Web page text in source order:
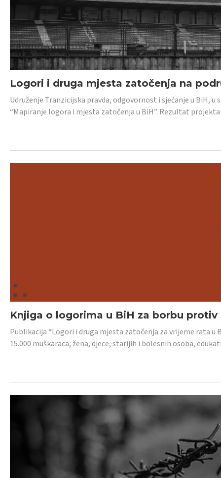
Logori i druga mjesta zatočenja na
Udruženje Tranzicijska pravda, odgovornost i sjećanje u BiH,
“Mapiranje logora i mjesta zatočenja u BiH”. Rezultat
Knjiga o logorima u BiH za borbu
Publikacija “Logori i druga mjesta zatočenja za vrijeme rata u
15.000 muškaraca, žena, djece, starijih i bolesnih osoba,